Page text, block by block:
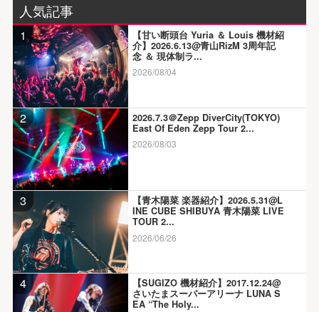
人気記事
1
【甘い断頭台 Yuria ＆ Louis 機材紹
介】2026.6.13@青山RizM 3周年記
念 ＆ 現体制ラ...
2026/08/04
2
2026.7.3＠Zepp DiverCity(TOKYO)
East Of Eden Zepp Tour 2...
2026/08/03
3
【青木陽菜 楽器紹介】2026.5.31@L
INE CUBE SHIBUYA 青木陽菜 LIVE
TOUR 2...
2026/06/26
4
【SUGIZO 機材紹介】2017.12.24@
さいたまスーパーアリーナ LUNA S
EA “The Holy...